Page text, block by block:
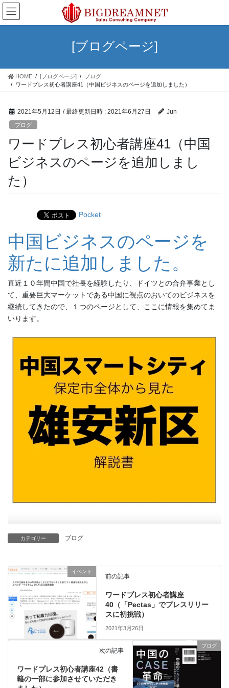
コ
ン
テ
ス
ナ
ビ
ゲ
ン
[ブログページ]
HOME [ブログページ]
ブログ
ワードプレス初心者講座41（中国ビジネスのページを追加しました）
2021年5月12日 / 最終更新日時 : 2021年6月27日 Jun
ブログ
ワードプレス初心者講座41（中国
ビジネスのページを追加しまし
た）
Pocket
中国ビジネスのページを
新たに追加しました。
直近１０年間中国で社長を経験したり、ドイツとの合弁事業とし
て、重要巨大マーケットである中国に視点のおいてのビジネスを
継続してきたので、１つのページとして、ここに情報を集めてま
いります。
カテゴリー ブログ
イベント
前の記事
ワードプレス初心者講座
40（「Pectas」でプレスリリー
スに初挑戦）
2021年3月26日
ブログ
次の記事
ワードプレス初心者講座42（書
籍の一部に参加させていただき